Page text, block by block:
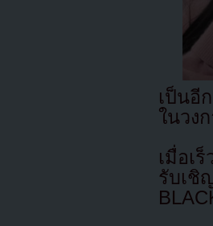
เป็นอี
ในวง
เมื่อเ
รับเ